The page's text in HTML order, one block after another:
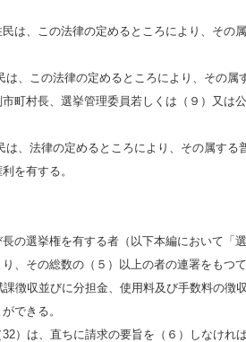
は、この法律の定めるところにより、その
、この法律の定めるところにより、その属
町村長、選挙管理委員若しくは（９）又は
は、法律の定めるところにより、その属する
を有する。
の選挙権を有する者（以下本編において「選
、その総数の（５）以上の者の連署をもつ
徴収並びに分担金、使用料及び手数料の徴
できる。
）は、直ちに請求の要旨を（６）しなければ